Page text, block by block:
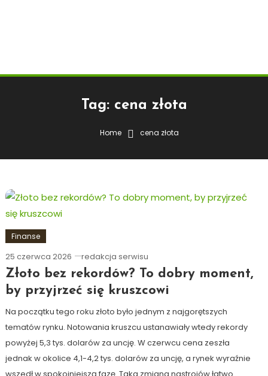
Tag: cena złota
Home cena złota
Finanse
25 czerwca 2026 redakcja serwisu
Złoto bez rekordów? To dobry moment,
by przyjrzeć się kruszcowi
Na początku tego roku złoto było jednym z najgorętszych
tematów rynku. Notowania kruszcu ustanawiały wtedy rekordy
powyżej 5,3 tys. dolarów za uncję. W czerwcu cena zeszła
jednak w okolice 4,1-4,2 tys. dolarów za uncję, a rynek wyraźnie